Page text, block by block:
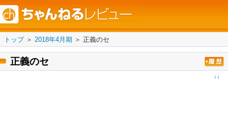
トップ＞ 2018年4月期 ＞ 正義のセ
正義のセ
↓↓